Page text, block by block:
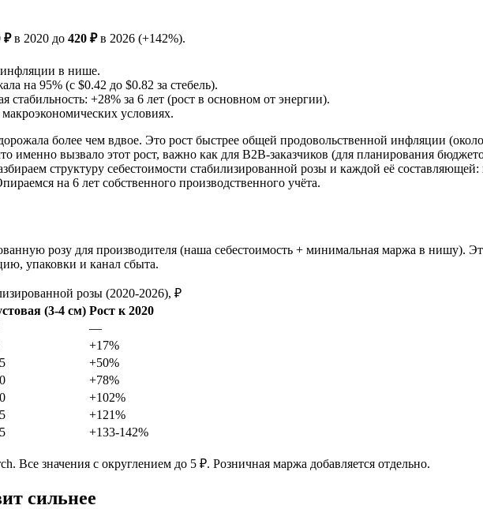
₽в 2020 до 420 ₽в 2026 (+142%).
в нише.
на 95% (с $0.42 до $0.82 за стебель).
+28% за 6 лет (рост в основном от энергии).
условиях.
более чем вдвое. Это рост быстрее общей продовольственной инфляции
именно вызвало этот рост, важно как для B2B-заказчиков (для планирования
структуру себестоимости стабилизированной розы и каждой её
на 6 лет собственного производственного учёта.
розу для производителя (наша себестоимость + минимальная маржа в нишу).
упаковки и канал сбыта.
розы (2020-2026), ₽
(3-4 см) Рост к 2020
—
+17%
+50%
+78%
+102%
+121%
+133-142%
Все значения с округлением до 5 ₽. Розничная маржа добавляется отдельно.
сильнее